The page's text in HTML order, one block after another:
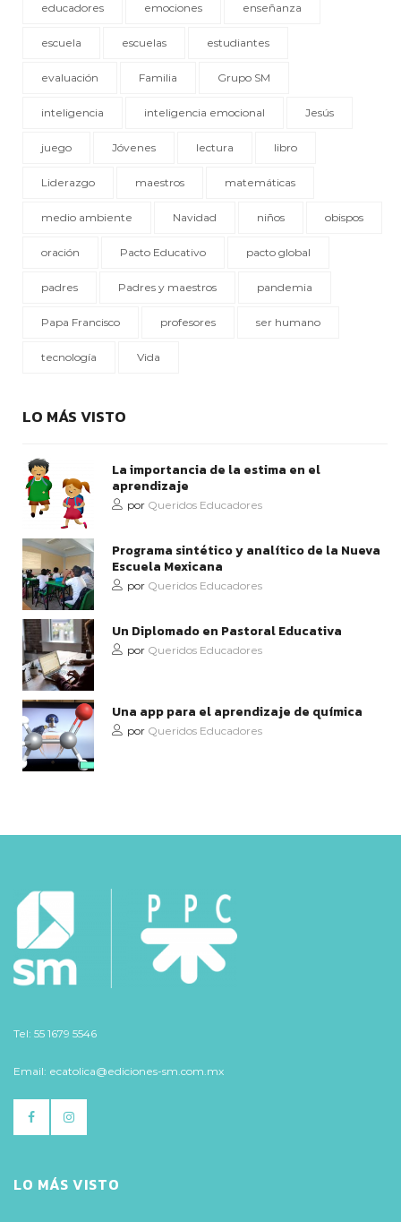
educadores emociones enseñanza
escuela escuelas estudiantes
evaluación Familia Grupo SM
inteligencia inteligencia emocional Jesús
juego Jóvenes lectura libro
Liderazgo maestros matemáticas
medio ambiente Navidad niños obispos
oración Pacto Educativo pacto global
padres Padres y maestros pandemia
Papa Francisco profesores ser humano
tecnología Vida
LO MÁS VISTO
La importancia de la estima en el
aprendizaje
por Queridos Educadores
Programa sintético y analítico de la Nueva
Escuela Mexicana
por Queridos Educadores
Un Diplomado en Pastoral Educativa
por Queridos Educadores
Una app para el aprendizaje de química
por Queridos Educadores
Tel: 55 1679 5546
Email: ecatolica@ediciones-sm.com.mx
LO MÁS VISTO